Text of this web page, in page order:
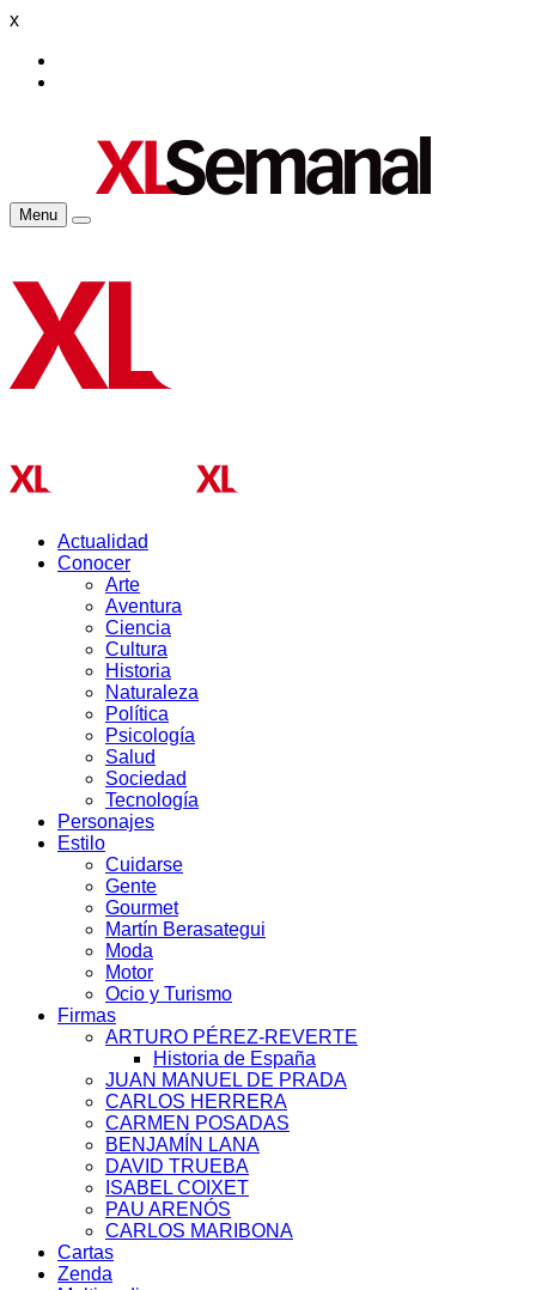
x
Menu
Actualidad
Conocer
Arte
Aventura
Ciencia
Cultura
Historia
Naturaleza
Política
Psicología
Salud
Sociedad
Tecnología
Personajes
Estilo
Cuidarse
Gente
Gourmet
Martín Berasategui
Moda
Motor
Ocio y Turismo
Firmas
ARTURO PÉREZ-REVERTE
Historia de España
JUAN MANUEL DE PRADA
CARLOS HERRERA
CARMEN POSADAS
BENJAMÍN LANA
DAVID TRUEBA
ISABEL COIXET
PAU ARENÓS
CARLOS MARIBONA
Cartas
Zenda